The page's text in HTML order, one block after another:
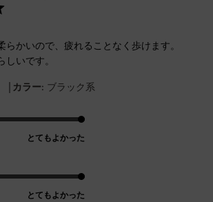
らかいので、疲れることなく歩けます。
いです。
| カラー: ブラック系
とてもよかった
とてもよかった